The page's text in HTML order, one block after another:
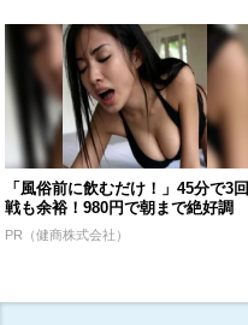
「風俗前に飲むだけ！」45分で3回
戦も余裕！980円で朝まで絶好調
PR（健商株式会社）